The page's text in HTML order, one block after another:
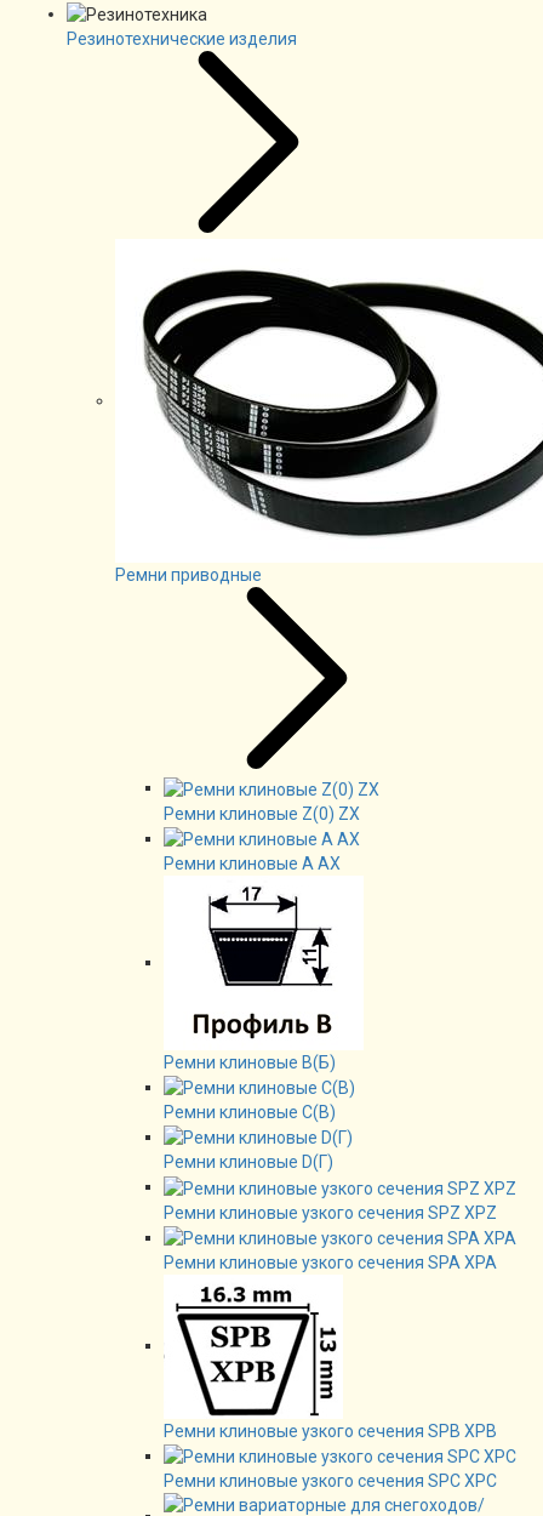
Резинотехнические изделия
Ремни приводные
Ремни клиновые Z(0) ZX
Ремни клиновые А AX
Ремни клиновые В(Б)
Ремни клиновые C(B)
Ремни клиновые D(Г)
Ремни клиновые узкого сечения SPZ XPZ
Ремни клиновые узкого сечения SPA XPA
Ремни клиновые узкого сечения SPB XPB
Ремни клиновые узкого сечения SPC XPC